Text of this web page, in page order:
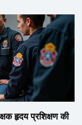
हृदय प्रशिक्षण की